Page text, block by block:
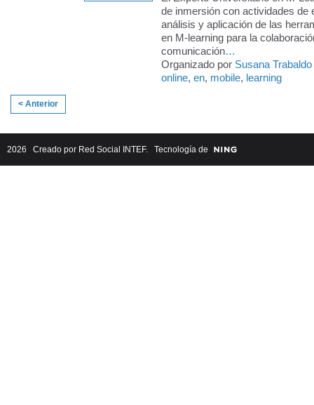
de inmersión con actividades de
análisis y aplicación de las
en M-learning para la
comunicación…
Organizado por Susana Trabaldo
online, en, mobile, learning
< Anterior
2026 Creado por Red Social INTEF. Tecnología de